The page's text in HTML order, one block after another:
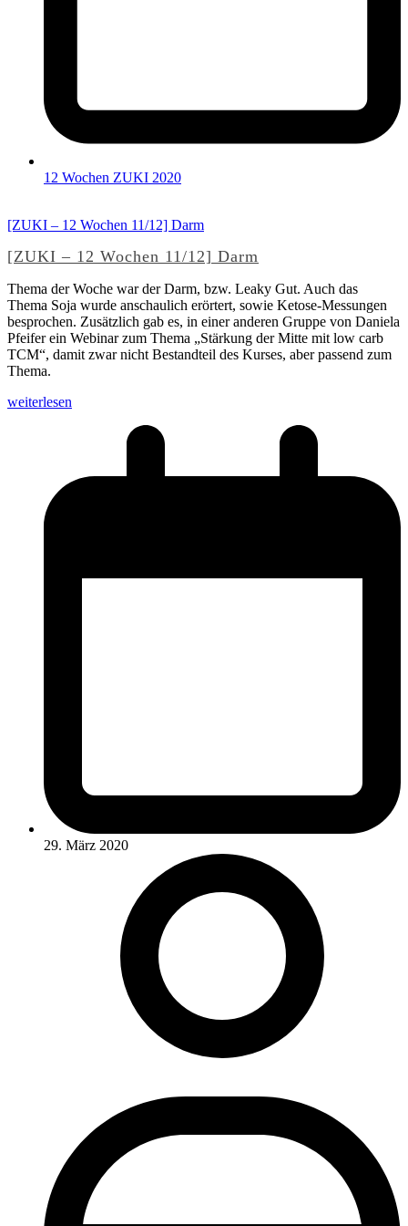
12 Wochen ZUKI 2020
[ZUKI – 12 Wochen 11/12] Darm
[ZUKI – 12 Wochen 11/12] Darm
Thema der Woche war der Darm, bzw. Leaky Gut. Auch das
Thema Soja wurde anschaulich erörtert, sowie Ketose-Messungen
besprochen. Zusätzlich gab es, in einer anderen Gruppe von Daniela
Pfeifer ein Webinar zum Thema „Stärkung der Mitte mit low carb
TCM“, damit zwar nicht Bestandteil des Kurses, aber passend zum
Thema.
weiterlesen
29. März 2020